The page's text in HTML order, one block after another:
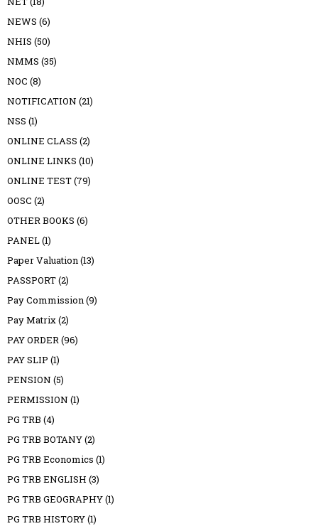
NEWS (6)
NHIS (50)
NMMS (35)
NOC (8)
NOTIFICATION (21)
NSS (1)
ONLINE CLASS (2)
ONLINE LINKS (10)
ONLINE TEST(79)
OOSC (2)
OTHER BOOKS (6)
PANEL(1)
Paper Valuation(13)
PASSPORT(2)
Pay Commission(9)
Pay Matrix(2)
PAY ORDER(96)
PAY SLIP (1)
PENSION (5)
PERMISSION (1)
PG TRB (4)
PG TRB BOTANY(2)
PG TRB Economics (1)
PG TRB ENGLISH (3)
PG TRB GEOGRAPHY(1)
PG TRB HISTORY(1)